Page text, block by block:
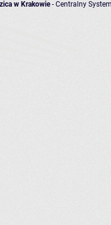
w Krakowie- Centralny